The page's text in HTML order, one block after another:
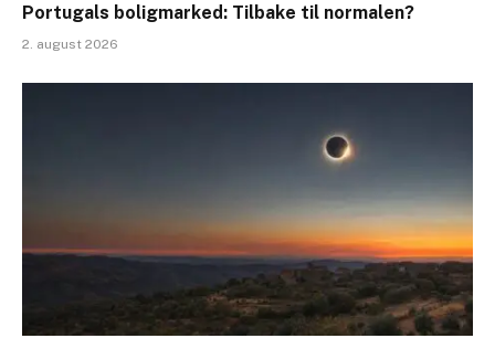
Portugals boligmarked: Tilbake til normalen?
2. august 2026